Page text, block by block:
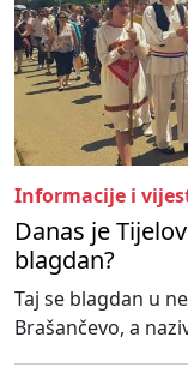
Informacije i
Danas je
blagdan?
Taj se blagdan u
Brašančevo, a